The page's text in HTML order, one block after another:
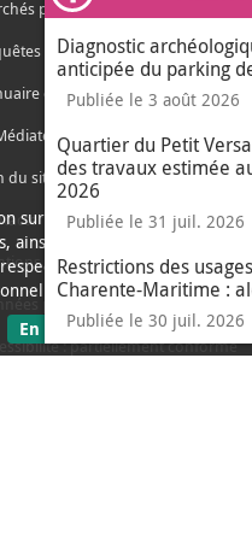
sur ce site nécessite l’usage
ainsi que des cookies
de la législation relative
En savoir plussur lesJ'ai
le
Diagnostic
anticipée du parking
Publiée le 3 août 2026
Quartier du Petit
des travaux estimée
2026
Publiée le 31 juil. 2026
Restrictions des
Charente-Maritime :
Publiée le 30 juil. 2026
publics
publiques
des services
de l'Agglo
du site
l'agglo
légales
: partiellement conforme